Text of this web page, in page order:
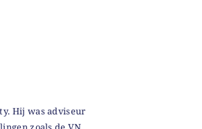
Hij was adviseur